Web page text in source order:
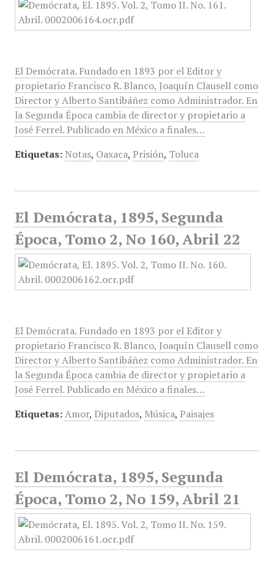
El Demócrata. Fundado en 1893 por el Editor y
propietario Francisco R. Blanco, Joaquín Clausell como
Director y Alberto Santibáñez como Administrador. En
la Segunda Época cambia de director y propietario a
José Ferrel. Publicado en México a finales…
Etiquetas: Notas, Oaxaca, Prisión, Toluca
El Demócrata, 1895, Segunda
Época, Tomo 2, No 160, Abril 22
El Demócrata. Fundado en 1893 por el Editor y
propietario Francisco R. Blanco, Joaquín Clausell como
Director y Alberto Santibáñez como Administrador. En
la Segunda Época cambia de director y propietario a
José Ferrel. Publicado en México a finales…
Etiquetas: Amor, Diputados, Música, Paisajes
El Demócrata, 1895, Segunda
Época, Tomo 2, No 159, Abril 21